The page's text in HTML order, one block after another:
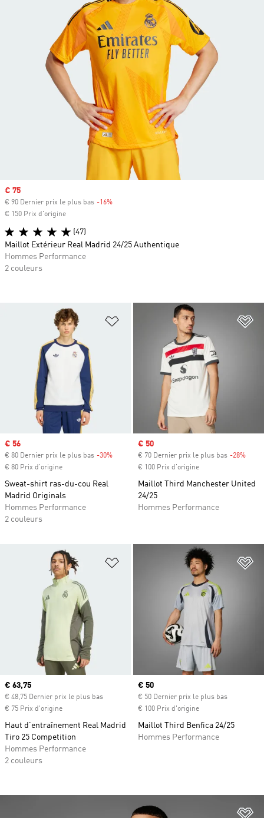
Ajouter à la Liste de produits
Prix soldé
€ 56
€ 80 Dernier prix le plus bas -30%
€ 80 Prix d'origine
Sweat-shirt ras-du-cou Real
Madrid Originals
Hommes Performance
2 couleurs
Prix soldé
€ 50
€ 70 Dernier prix le plus bas -28%
€ 100 Prix d'origine
Maillot Third Manchester United
24/25
Hommes Performance
Ajouter à la Liste de produits
Prix actuel
€ 63,75
€ 48,75 Dernier prix le plus bas
€ 75 Prix d'origine
Haut d'entraînement Real Madrid
Tiro 25 Competition
Hommes Performance
2 couleurs
Prix actuel
€ 50
€ 50 Dernier prix le plus bas
€ 100 Prix d'origine
Maillot Third Benfica 24/25
Hommes Performance
Prix soldé
€ 75
€ 90 Dernier prix le plus bas -16%
€ 150 Prix d'origine
(47)
Maillot Extérieur Real Madrid 24/25 Authentique
Hommes Performance
2 couleurs